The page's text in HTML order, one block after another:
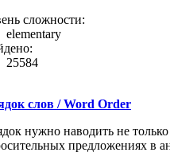
сложности:
elementary
25584
слов / Word Order
нужно наводить не
предложениях в